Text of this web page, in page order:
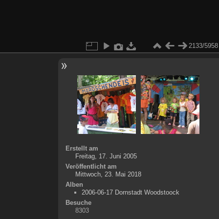
2133/5958
Erstellt am
Freitag, 17. Juni 2005
Veröffentlicht am
Mittwoch, 23. Mai 2018
Alben
2006-06-17 Dornstadt Woodstoock
Besuche
8303